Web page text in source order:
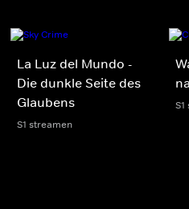
La Luz del Mundo -
Die dunkle Seite des
Glaubens
S1 streamen